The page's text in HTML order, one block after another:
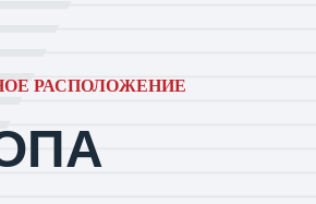
РАСПОЛОЖЕНИЕ